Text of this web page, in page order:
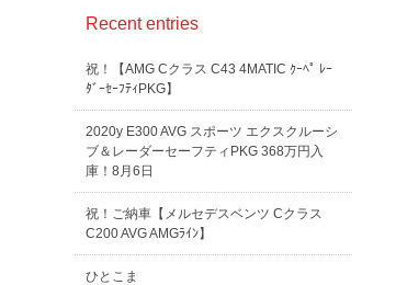
Recent entries
祝！【AMG Cクラス C43 4MATIC ｸｰﾍﾟ ﾚｰ
ﾀﾞｰｾｰﾌﾃｨPKG】
2020y E300 AVG スポーツ エクスクルーシ
ブ＆レーダーセーフティPKG 368万円入
庫！8月6日
祝！ご納車【メルセデスベンツ Cクラス
C200 AVG AMGﾗｲﾝ】
ひとこま